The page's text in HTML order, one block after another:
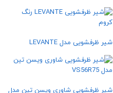
شیر ظرفشویی مدل LEVANTE
شیر ظرفشویی شاوری ویسن تین مدل